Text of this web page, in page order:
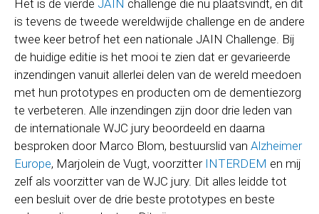
Het is de vierde JAIN challenge die nu plaatsvindt, en dit
is tevens de tweede wereldwijde challenge en de andere
twee keer betrof het een nationale JAIN Challenge. Bij
de huidige editie is het mooi te zien dat er gevarieerde
inzendingen vanuit allerlei delen van de wereld meedoen
met hun prototypes en producten om de dementiezorg
te verbeteren. Alle inzendingen zijn door drie leden van
de internationale WJC jury beoordeeld en daarna
besproken door Marco Blom, bestuurslid van Alzheimer
Europe, Marjolein de Vugt, voorzitterINTERDEM en mij
zelf als voorzitter van de WJC jury. Dit alles leidde tot
een besluit over de drie beste prototypes en beste